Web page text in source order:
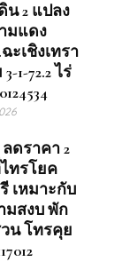
2 แปลง
มแดง
ะเชิงเทรา
1-72.2 ไร่
ดราคา 2
ทรโยค
เหมาะกับ
มสงบ พัก
น โทรคุย